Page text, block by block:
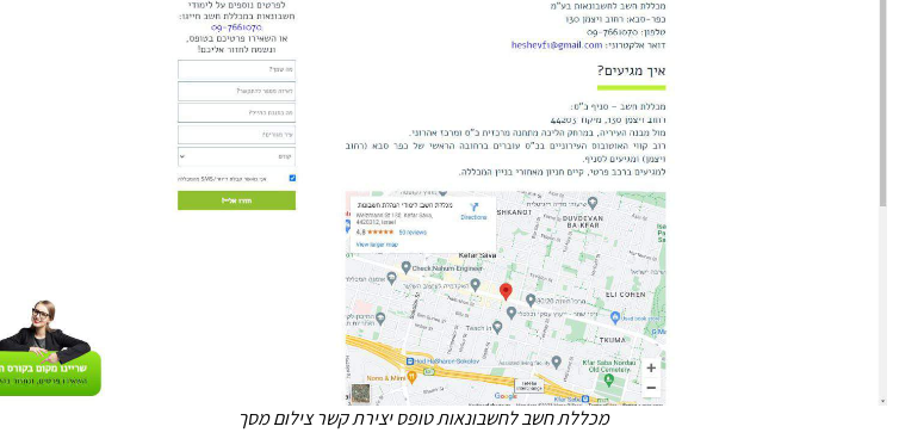
מכללת חשב לחשבונאות טופס יצירת קשר צילום מסך